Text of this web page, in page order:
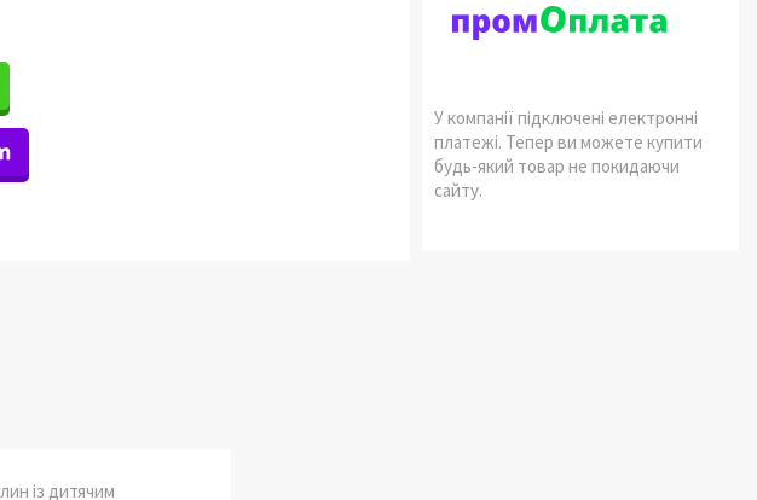
У компанії підключені електронні
платежі. Тепер ви можете купити
будь-який товар не покидаючи
сайту.
із дитячим